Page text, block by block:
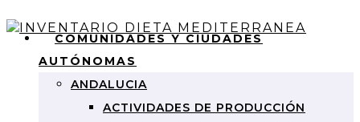
COMUNIDADES Y CIUDADES
AUTÓNOMAS
ANDALUCIA
ACTIVIDADES DE PRODUCCIÓN